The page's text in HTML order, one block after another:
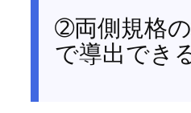
➁両側規格
で導出でき